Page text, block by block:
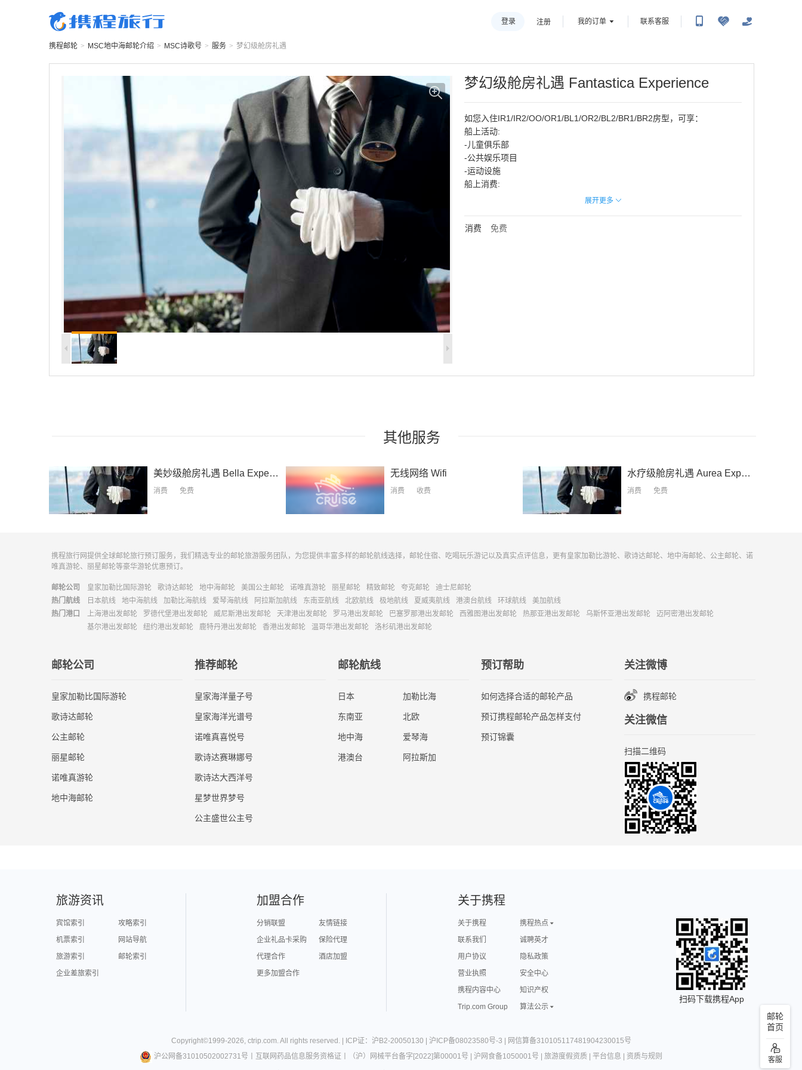
登录 注册 我的订单 联系客服
携程邮轮 > MSC地中海邮轮介绍 > MSC诗歌号 > 服务 > 梦幻级舱房礼遇
梦幻级舱房礼遇 Fantastica Experience
如您入住IR1/IR2/OO/OR1/BL1/OR2/BL2/BR1/BR2房型，可享：
船上活动:
-儿童俱乐部
-公共娱乐项目
-运动设施
船上消费:
-免费客房早餐
展开更多
消费 免费
其他服务
美妙级舱房礼遇 Bella Experience
消费 免费
无线网络 Wifi
消费 收费
水疗级舱房礼遇 Aurea Experience
消费 免费
携程旅行网提供全球邮轮旅行预订服务，我们精选专业的邮轮旅游服务团队，为您提供丰富多样的邮轮航线选择，邮轮住宿、吃喝玩乐游记以及真实点评信息，更有皇家加勒比游轮、歌诗达邮轮、地中海邮轮、公主邮轮、诺
唯真游轮、丽星邮轮等豪华游轮优惠预订。
邮轮公司 皇家加勒比国际游轮 歌诗达邮轮 地中海邮轮 美国公主邮轮 诺唯真游轮 丽星邮轮 精致邮轮 夸克邮轮
迪士尼邮轮
热门航线
日本航线 地中海航线 加勒比海航线 爱琴海航线 阿拉斯加航线 东南亚航线 北欧航线 极地航线 夏威夷航线 港澳台航线 环球航线
美加航线
热门港口
上海港出发邮轮 罗德代堡港出发邮轮 威尼斯港出发邮轮 天津港出发邮轮 罗马港出发邮轮 巴塞罗那港出发邮轮 西雅图港出发邮轮 热那亚港出发邮轮 乌斯怀亚港出发邮轮
迈阿密港出发邮轮
基尔港出发邮轮
纽约港出发邮轮 鹿特丹港出发邮轮 香港出发邮轮 温哥华港出发邮轮 洛杉矶港出发邮轮
邮轮公司
皇家加勒比国际游轮
歌诗达邮轮
公主邮轮
丽星邮轮
诺唯真游轮
地中海邮轮
推荐邮轮
皇家海洋量子号
皇家海洋光谱号
诺唯真喜悦号
歌诗达赛琳娜号
歌诗达大西洋号
星梦世界梦号
公主盛世公主号
邮轮航线
日本 加勒比海
东南亚 北欧
地中海 爱琴海
港澳台 阿拉斯加
预订帮助
如何选择合适的邮轮产品
预订携程邮轮产品怎样支付
预订锦囊
关注微博
携程邮轮
关注微信
扫描二维码
邮轮
首页
客服
旅游资讯
宾馆索引
攻略索引
机票索引
网站导航
旅游索引
邮轮索引
企业差旅索引
加盟合作
分销联盟
友情链接
企业礼品卡采购
保险代理
代理合作
酒店加盟
更多加盟合作
关于携程
关于携程
携程热点
联系我们
诚聘英才
用户协议
隐私政策
营业执照
安全中心
携程内容中心
知识产权
Trip.com Group
算法公示
扫码下载携程App
Copyright©1999-2026, ctrip.com. All rights reserved. | ICP证：沪B2-20050130 沪ICP备08023580号-3
网信算备310105117481904230015号
沪公网备31010502002731号
互联网药品信息服务资格证 （沪）网械平台备字[2022]第00001号 沪网食备1050001号 旅游度假资质| 平台信息 资质与规则